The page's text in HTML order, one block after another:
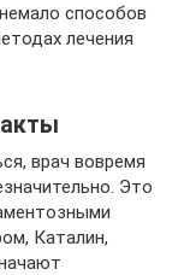
способов
лечения
врач вовремя
Это
Каталин,